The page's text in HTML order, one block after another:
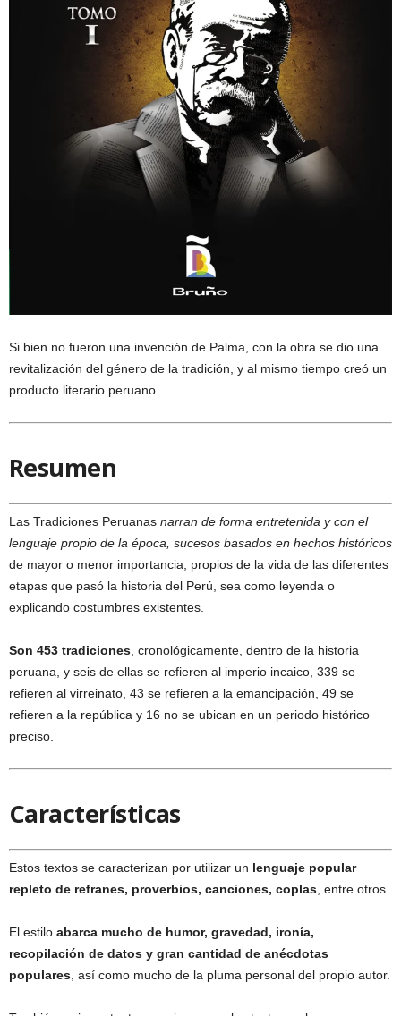
Si bien no fueron una invención de Palma, con la obra se dio una
revitalización del género de la tradición, y al mismo tiempo creó un
producto literario peruano.
Resumen
Las Tradiciones Peruanas narran de forma entretenida y con el
lenguaje propio de la época, sucesos basados en hechos históricos
de mayor o menor importancia, propios de la vida de las diferentes
etapas que pasó la historia del Perú, sea como leyenda o
explicando costumbres existentes.
Son 453 tradiciones , cronológicamente, dentro de la historia
peruana, y seis de ellas se refieren al imperio incaico, 339 se
refieren al virreinato, 43 se refieren a la emancipación, 49 se
refieren a la república y 16 no se ubican en un periodo histórico
preciso.
Características
Estos textos se caracterizan por utilizar un lenguaje popular
repleto de refranes, proverbios, canciones, coplas , entre otros.
El estilo abarca mucho de humor, gravedad, ironía,
recopilación de datos y gran cantidad de anécdotas
populares , así como mucho de la pluma personal del propio autor.